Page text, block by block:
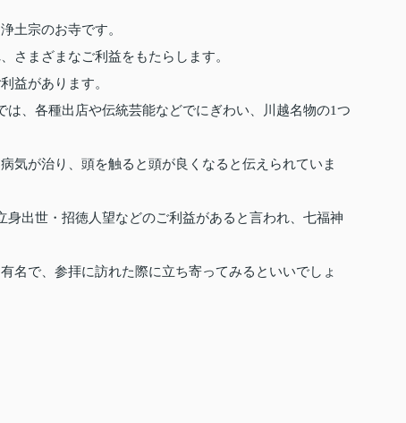
土宗のお寺です。
さまざまなご利益をもたらします。
益があります。
、各種出店や伝統芸能などでにぎわい、川越名物の1つ
気が治り、頭を触ると頭が良くなると伝えられていま
出世・招徳人望などのご利益があると言われ、七福神
名で、参拝に訪れた際に立ち寄ってみるといいでしょ